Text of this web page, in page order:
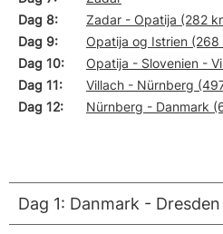
Dag 8
Zadar - Opatija (282
Dag 9
Opatija og Istrien (268
Dag 10
Opatija - Slovenien -
Dag 11
Villach - Nürnberg
Dag 12
Nürnberg - Danmark
Dag 1: Danmark - Dresden